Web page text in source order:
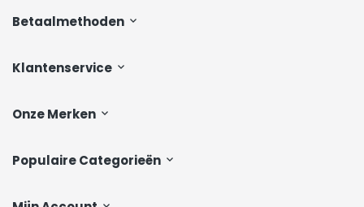
Klantenservice
Onze Merken
Populaire Categorieën
Betaalmethoden